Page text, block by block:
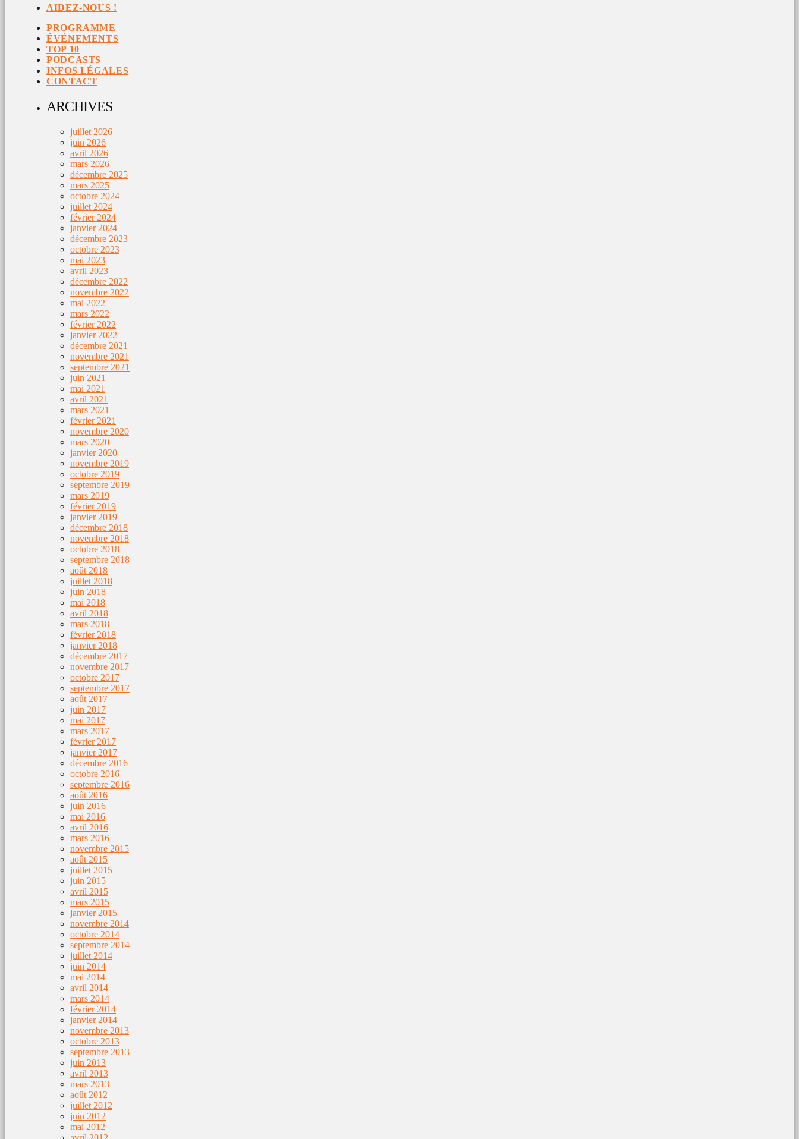
AIDEZ-NOUS !
PROGRAMME
ÉVÉNEMENTS
TOP 10
PODCASTS
INFOS LÉGALES
CONTACT
ARCHIVES
juillet 2026
juin 2026
avril 2026
mars 2026
décembre 2025
mars 2025
octobre 2024
juillet 2024
février 2024
janvier 2024
décembre 2023
octobre 2023
mai 2023
avril 2023
décembre 2022
novembre 2022
mai 2022
mars 2022
février 2022
janvier 2022
décembre 2021
novembre 2021
septembre 2021
juin 2021
mai 2021
avril 2021
mars 2021
février 2021
novembre 2020
mars 2020
janvier 2020
novembre 2019
octobre 2019
septembre 2019
mars 2019
février 2019
janvier 2019
décembre 2018
novembre 2018
octobre 2018
septembre 2018
août 2018
juillet 2018
juin 2018
mai 2018
avril 2018
mars 2018
février 2018
janvier 2018
décembre 2017
novembre 2017
octobre 2017
septembre 2017
août 2017
juin 2017
mai 2017
mars 2017
février 2017
janvier 2017
décembre 2016
octobre 2016
septembre 2016
août 2016
juin 2016
mai 2016
avril 2016
mars 2016
novembre 2015
août 2015
juillet 2015
juin 2015
avril 2015
mars 2015
janvier 2015
novembre 2014
octobre 2014
septembre 2014
juillet 2014
juin 2014
mai 2014
avril 2014
mars 2014
février 2014
janvier 2014
novembre 2013
octobre 2013
septembre 2013
juin 2013
avril 2013
mars 2013
août 2012
juillet 2012
juin 2012
mai 2012